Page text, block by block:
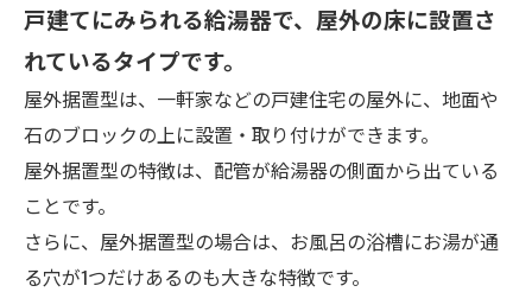
戸建てにみられる給湯器で、屋外の床に設置さ
れているタイプです。
屋外据置型は、一軒家などの戸建住宅の屋外に、地面や
石のブロックの上に設置・取り付けができます。
屋外据置型の特徴は、配管が給湯器の側面から出ている
ことです。
さらに、屋外据置型の場合は、お風呂の浴槽にお湯が通
る穴が1つだけあるのも大きな特徴です。